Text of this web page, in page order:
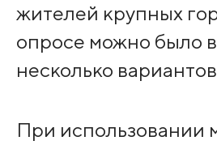
жителей крупных
опросе можно было
несколько
При использовании